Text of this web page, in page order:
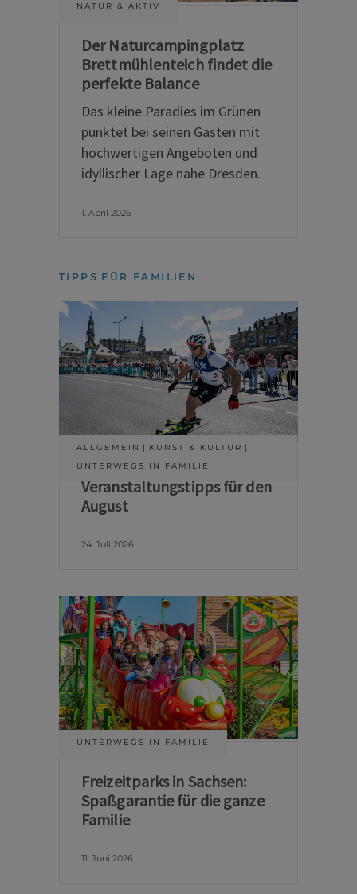
NATUR & AKTIV
Der Naturcampingplatz
Brettmühlenteich findet die
perfekte Balance
Das kleine Paradies im Grünen
punktet bei seinen Gästen mit
hochwertigen Angeboten und
idyllischer Lage nahe Dresden.
1. April 2026
TIPPS FÜR FAMILIEN
ALLGEMEIN
KUNST & KULTUR
UNTERWEGS IN FAMILIE
Veranstaltungstipps für den
August
24. Juli 2026
UNTERWEGS IN FAMILIE
Freizeitparks in Sachsen:
Spaßgarantie für die ganze
Familie
11. Juni 2026